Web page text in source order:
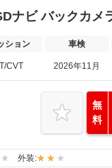
ナビ バックカメ
ション 車検
CVT 2026年11月
無
料
外装: